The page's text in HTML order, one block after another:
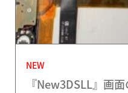
NEW
『New3DSLL』画